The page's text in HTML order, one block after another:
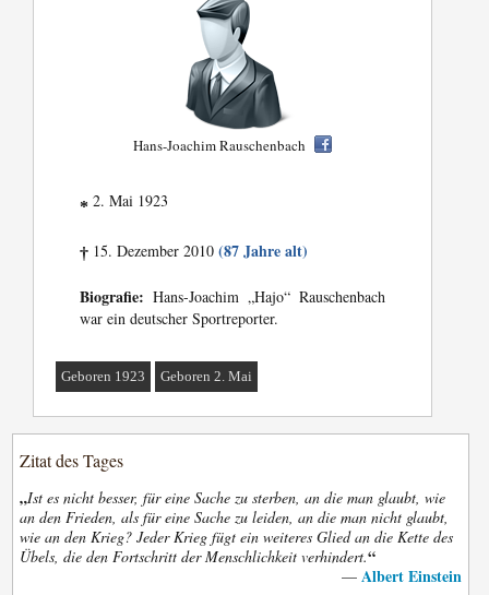
Hans-Joachim Rauschenbach
* 2. Mai 1923
† 15. Dezember 2010(87 Jahre alt)
Biografie: Hans-Joachim „Hajo“ Rauschenbach
war ein deutscher Sportreporter.
Geboren 1923 Geboren 2. Mai
Zitat des Tages
„Ist es nicht besser, für eine Sache zu sterben, an die man glaubt, wie
an den Frieden, als für eine Sache zu leiden, an die man nicht glaubt,
wie an den Krieg? Jeder Krieg fügt ein weiteres Glied an die Kette des
Übels, die den Fortschritt der Menschlichkeit verhindert.“
— Albert Einstein